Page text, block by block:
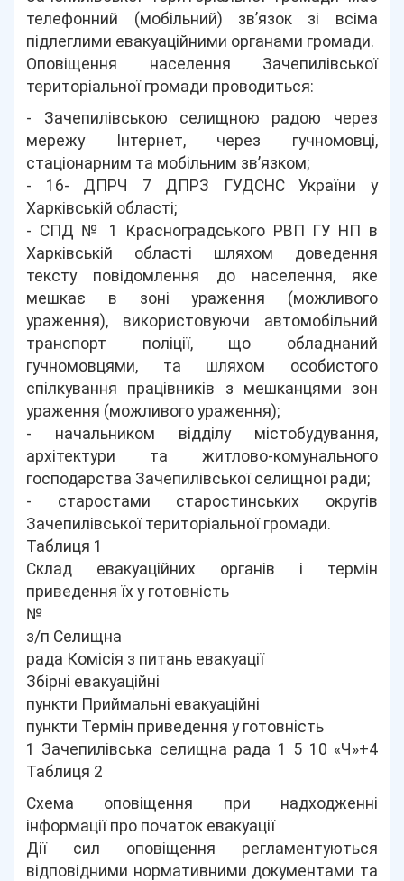
телефонний (мобільний) зв’язок зі всіма
підлеглими евакуаційними органами громади.
Оповіщення населення Зачепилівської
територіальної громади проводиться:
- Зачепилівською селищною радою через
мережу Інтернет, через гучномовці,
стаціонарним та мобільним зв’язком;
- 16- ДПРЧ 7 ДПРЗ ГУДСНС України у
Харківській області;
- СПД № 1 Красноградського РВП ГУ НП в
Харківській області шляхом доведення
тексту повідомлення до населення, яке
мешкає в зоні ураження (можливого
ураження), використовуючи автомобільний
транспорт поліції, що обладнаний
гучномовцями, та шляхом особистого
спілкування працівників з мешканцями зон
ураження (можливого ураження);
- начальником відділу містобудування,
архітектури та житлово-комунального
господарства Зачепилівської селищної ради;
- старостами старостинських округів
Зачепилівської територіальної громади.
Таблиця 1
Склад евакуаційних органів і термін
приведення їх у готовність
№
з/п Селищна
рада Комісія з питань евакуації
Збірні евакуаційні
пункти Приймальні евакуаційні
пункти Термін приведення у готовність
1 Зачепилівська селищна рада 1 5 10 «Ч»+4
Таблиця 2
Схема оповіщення при надходженні
інформації про початок евакуації
Дії сил оповіщення регламентуються
відповідними нормативними документами та